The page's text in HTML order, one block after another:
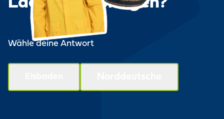
Wähle deine Antwort